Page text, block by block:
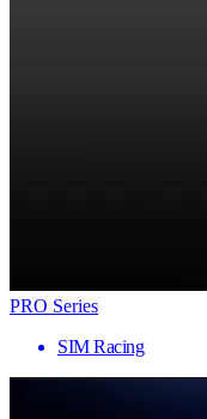
PRO Series
SIM Racing